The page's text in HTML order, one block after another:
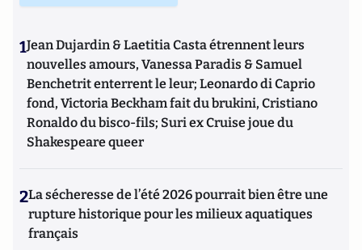
1Jean Dujardin & Laetitia Casta étrennent leurs
nouvelles amours, Vanessa Paradis & Samuel
Benchetrit enterrent le leur; Leonardo di Caprio
fond, Victoria Beckham fait du brukini, Cristiano
Ronaldo du bisco-fils; Suri ex Cruise joue du
Shakespeare queer
2La sécheresse de l’été 2026 pourrait bien être une
rupture historique pour les milieux aquatiques
français